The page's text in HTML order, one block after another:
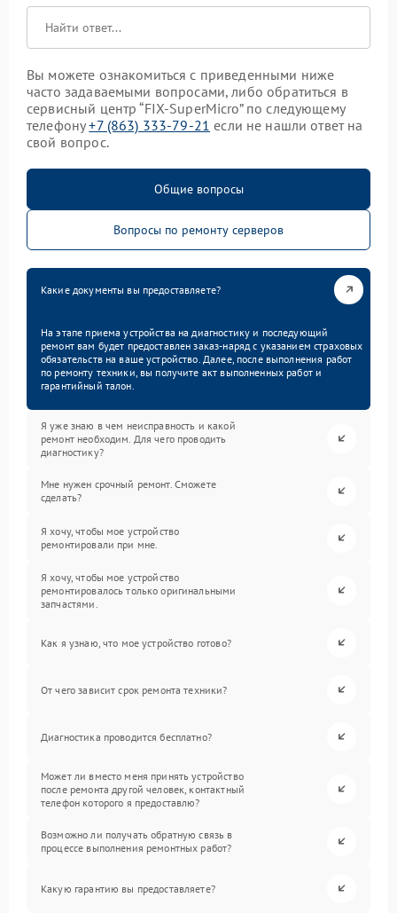
Вы можете ознакомиться с приведенными ниже
часто задаваемыми вопросами, либо обратиться в
сервисный центр “FIX-SuperMicro” по следующему
телефону+7 (863) 333-79-21 если не нашли ответ на
свой вопрос.
Общие вопросы
Вопросы по ремонту серверов
Какие документы вы предоставляете?
На этапе приема устройства на диагностику и последующий
ремонт вам будет предоставлен заказ-наряд с указанием страховых
обязательств на ваше устройство. Далее, после выполнения работ
по ремонту техники, вы получите акт выполненных работ и
гарантийный талон.
Я уже знаю в чем неисправность и какой
ремонт необходим. Для чего проводить
диагностику?
Мне нужен срочный ремонт. Сможете
сделать?
Я хочу, чтобы мое устройство
ремонтировали при мне.
Я хочу, чтобы мое устройство
ремонтировалось только оригинальными
запчастями.
Как я узнаю, что мое устройство готово?
От чего зависит срок ремонта техники?
Диагностика проводится бесплатно?
Может ли вместо меня принять устройство
после ремонта другой человек, контактный
телефон которого я предоставлю?
Возможно ли получать обратную связь в
процессе выполнения ремонтных работ?
Какую гарантию вы предоставляете?